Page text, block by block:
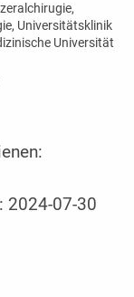
Universitätsklinik
Universität
2024-07-30